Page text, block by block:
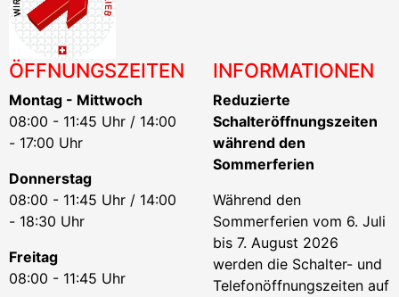
ÖFFNUNGSZEITEN
Montag - Mittwoch
08:00 - 11:45 Uhr / 14:00
- 17:00 Uhr
Donnerstag
08:00 - 11:45 Uhr / 14:00
- 18:30 Uhr
Freitag
08:00 - 11:45 Uhr
INFORMATIONEN
Reduzierte
Schalteröffnungszeiten
während den
Sommerferien
Während den
Sommerferien vom 6. Juli
bis 7. August 2026
werden die Schalter- und
Telefonöffnungszeiten auf